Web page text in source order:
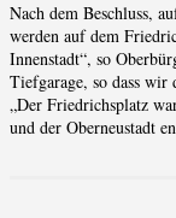
Nach dem Beschluss,
werden auf dem
Innenstadt“, so
Tiefgarage, so dass wir
„Der Friedrichsplatz
und der Oberneustadt